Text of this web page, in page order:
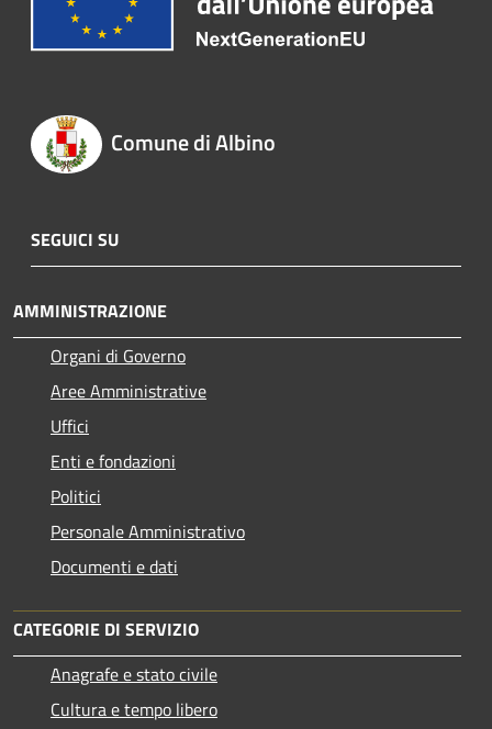
Comune di Albino
SEGUICI SU
AMMINISTRAZIONE
Organi di Governo
Aree Amministrative
Uffici
Enti e fondazioni
Politici
Personale Amministrativo
Documenti e dati
CATEGORIE DI SERVIZIO
Anagrafe e stato civile
Cultura e tempo libero